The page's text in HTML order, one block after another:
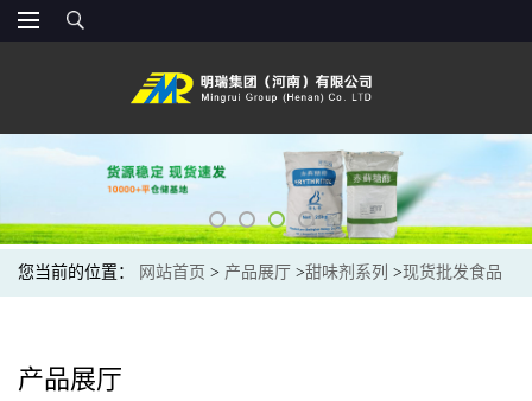
您当前的位置： 网站首页 > 产品展厅 >甜味剂系列 >现货批发食品
产品展厅